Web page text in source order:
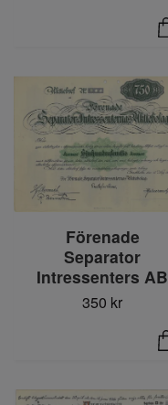
Förenade
Separator
Intressenters AB
350 kr